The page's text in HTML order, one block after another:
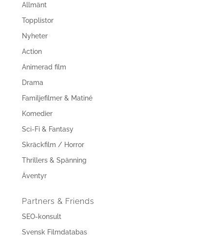
Allmänt
Topplistor
Nyheter
Action
Animerad film
Drama
Familjefilmer & Matiné
Komedier
Sci-Fi & Fantasy
Skräckfilm / Horror
Thrillers & Spänning
Äventyr
Partners & Friends
SEO-konsult
Svensk Filmdatabas